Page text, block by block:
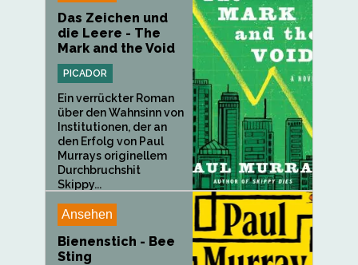
Das Zeichen und
die Leere - The
Mark and the Void
PICADOR
Ein verrückter Roman
über den Wahnsinn von
Institutionen, der an
den Erfolg von Paul
Murrays originellem
Durchbruchshit
Skippy...
Ansehen
Bienenstich - Bee
Sting